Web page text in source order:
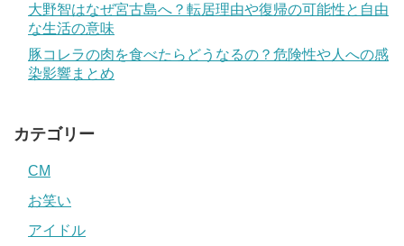
大野智はなぜ宮古島へ？転居理由や復帰の可能性と自由
な生活の意味
豚コレラの肉を食べたらどうなるの？危険性や人への感
染影響まとめ
カテゴリー
CM
お笑い
アイドル